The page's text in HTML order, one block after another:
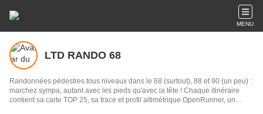
MENU
LTD RANDO 68
Randonnées pédestres tous niveaux dans le 68 (surtout), 88 et 90 (un peu) :
marchez sympa, autant avec les pieds qu'avec la tête ! Chaque itinéraire
contient sa carte TOP 25, sa trace et profil altimétrique OpenRunner, un